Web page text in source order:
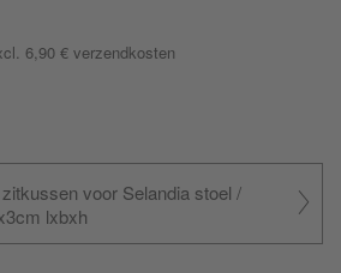
6,90 € verzendkosten
voor Selandia stoel /
lxbxh